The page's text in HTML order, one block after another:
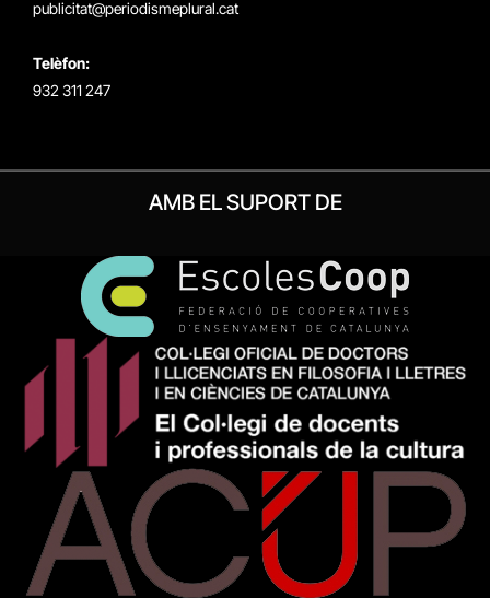
publicitat@periodismeplural.cat
Telèfon:
932 311 247
AMB EL SUPORT DE